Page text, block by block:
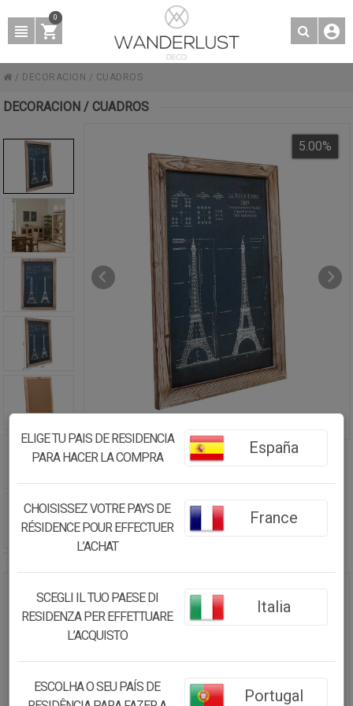
0
/ DECORACION / CUADROS
DECORACION / CUADROS
CUADRO DE TELA IMPRESA Y
MARCO DE MADERA 40X60X1,5
24.08€
5.00%
22.88€
ELIGE TU PAIS DE RESIDENCIA
PARA HACER LA COMPRA
España
CHOISISSEZ VOTRE PAYS DE
RÉSIDENCE POUR EFFECTUER
L’ACHAT
France
SCEGLI IL TUO PAESE DI
RESIDENZA PER EFFETTUARE
L’ACQUISTO
Italia
ESCOLHA O SEU PAÍS DE
Portugal